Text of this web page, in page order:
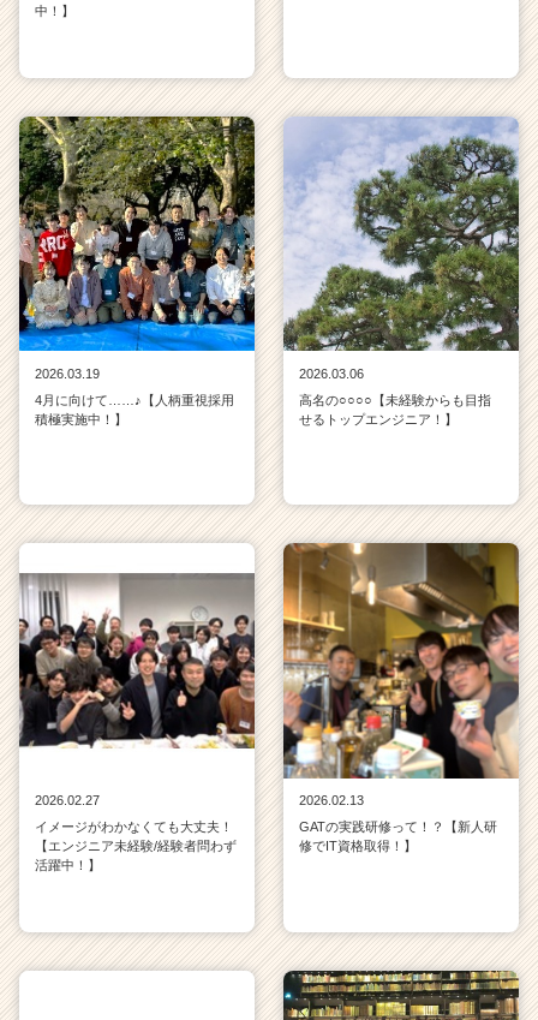
中！】
2026.03.19
4月に向けて……♪【人柄重視採用
積極実施中！】
2026.03.06
高名の○○○○【未経験からも目指
せるトップエンジニア！】
2026.02.27
イメージがわかなくても大丈夫！
【エンジニア未経験/経験者問わず
活躍中！】
2026.02.13
GATの実践研修って！？【新人研
修でIT資格取得！】